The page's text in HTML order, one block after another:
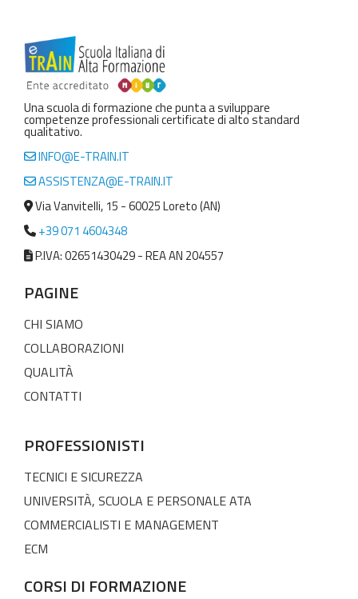
Una scuola di formazione che punta a sviluppare
competenze professionali certificate di alto standard
qualitativo.
INFO@E-TRAIN.IT
ASSISTENZA@E-TRAIN.IT
Via Vanvitelli, 15 - 60025 Loreto (AN)
+39 071 4604348
P.IVA: 02651430429 - REA AN 204557
PAGINE
CHI SIAMO
COLLABORAZIONI
QUALITÀ
CONTATTI
PROFESSIONISTI
TECNICI E SICUREZZA
UNIVERSITÀ, SCUOLA E PERSONALE ATA
COMMERCIALISTI E MANAGEMENT
ECM
CORSI DI FORMAZIONE